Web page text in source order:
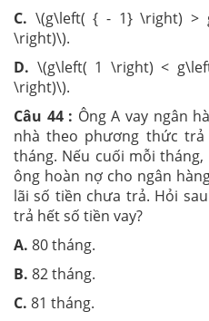
C. \(g\left( { - 1} \right) >
\right)\).
D. \(g\left( 1 \right) <
\right)\).
Câu 44 : Ông A vay ngân
nhà theo phương thức trả
tháng. Nếu cuối mỗi
ông hoàn nợ cho ngân
lãi số tiền chưa trả. Hỏi
trả hết số tiền vay?
A. 80 tháng.
B. 82 tháng.
C. 81 tháng.